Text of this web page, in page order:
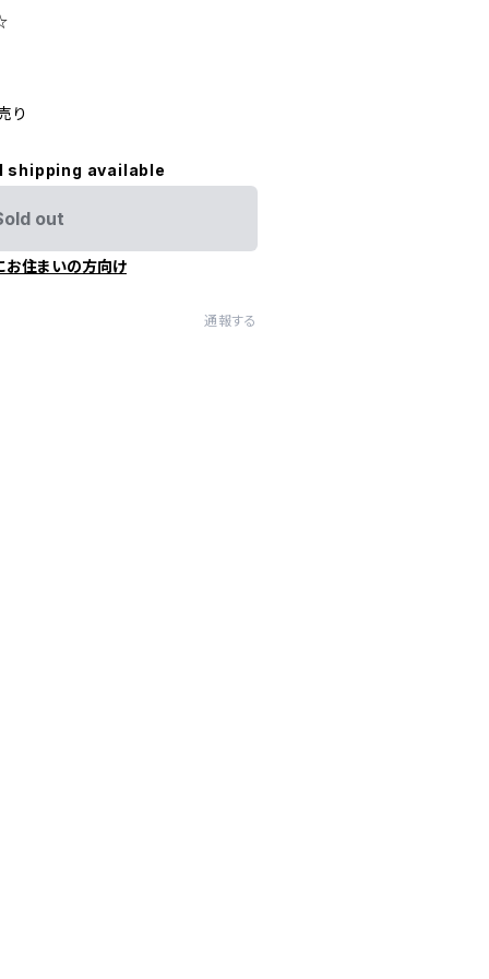
り
shipping available
out
お住まいの方向け
通報する